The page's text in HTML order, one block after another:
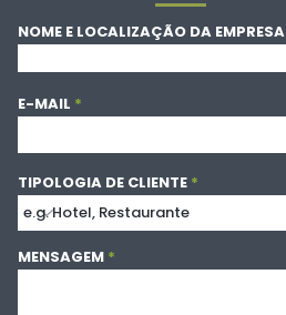
NOME E LOCALIZAÇÃO DA EMPRESA
E-MAIL
TIPOLOGIA DE CLIENTE
MENSAGEM